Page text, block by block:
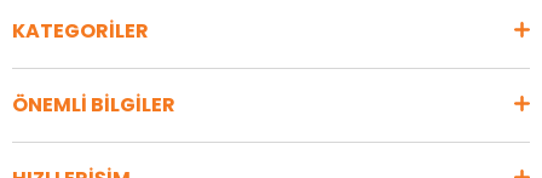
KATEGORİLER
ÖNEMLİ BİLGİLER